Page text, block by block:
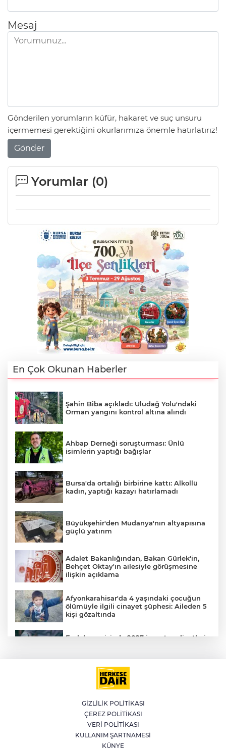
Mesaj
Gönderilen yorumların küfür, hakaret ve suç unsuru
içermemesi gerektiğini okurlarımıza önemle hatırlatırız!
Gönder
Yorumlar (0)
En Çok Okunan Haberler
Şahin Biba açıkladı: Uludağ Yolu'ndaki
Orman yangını kontrol altına alındı
Ahbap Derneği soruşturması: Ünlü
isimlerin yaptığı bağışlar
Bursa'da ortalığı birbirine kattı: Alkollü
kadın, yaptığı kazayı hatırlamadı
Büyükşehir'den Mudanya'nın altyapısına
güçlü yatırım
Adalet Bakanlığından, Bakan Gürlek'in,
Behçet Oktay'ın ailesiyle görüşmesine
ilişkin açıklama
Afyonkarahisar'da 4 yaşındaki çocuğun
ölümüyle ilgili cinayet şüphesi: Aileden 5
kişi gözaltında
Emlak vergisinde 2027 inşaat maliyetleri
YILDIRIM’DA ÇOCUKLAR SPORLA
BÜYÜYOR
Bursa'da İznik Gölü'ne düşen bir kişi
hayatını kaybetti
GİZLİLİK POLİTİKASI
ÇEREZ POLİTİKASI
VERİ POLİTİKASI
KULLANIM ŞARTNAMESİ
KÜNYE